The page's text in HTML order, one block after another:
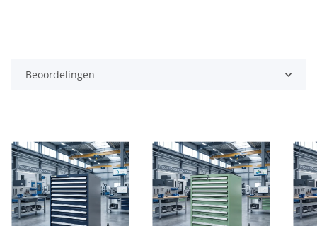
Beoordelingen